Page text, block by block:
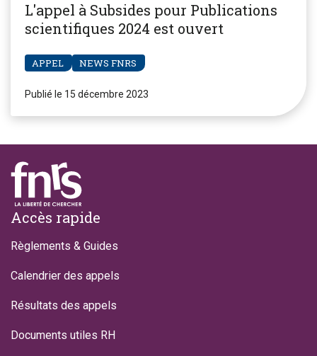
L'appel à Subsides pour Publications
scientifiques 2024 est ouvert
APPEL NEWS FNRS
Publié le 15 décembre 2023
Footer
Accès rapide
Règlements & Guides
Calendrier des appels
Résultats des appels
Documents utiles RH